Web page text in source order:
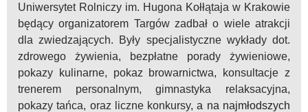
Uniwersytet Rolniczy im. Hugona Kołłątaja w Krakowie
będący organizatorem Targów zadbał o wiele atrakcji
dla zwiedzających. Były specjalistyczne wykłady dot.
zdrowego żywienia, bezpłatne porady żywieniowe,
pokazy kulinarne, pokaz browarnictwa, konsultacje z
trenerem personalnym, gimnastyka relaksacyjna,
pokazy tańca, oraz liczne konkursy,a na najmłodszych